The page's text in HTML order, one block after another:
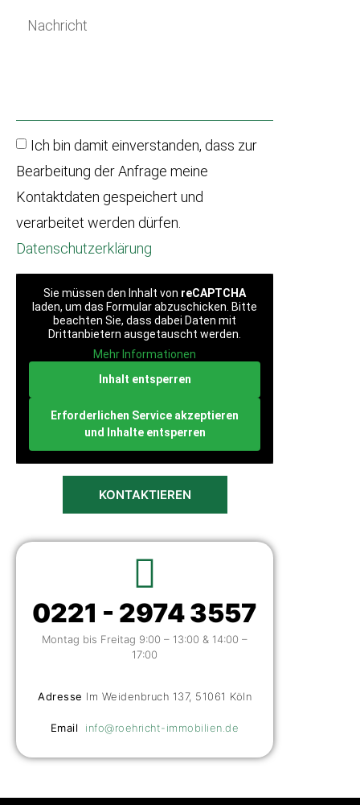
Ich bin damit einverstanden, dass zur
Bearbeitung der Anfrage meine
Kontaktdaten gespeichert und
verarbeitet werden dürfen.
Datenschutzerklärung
Sie müssen den Inhalt von reCAPTCHA
laden, um das Formular abzuschicken. Bitte
beachten Sie, dass dabei Daten mit
Drittanbietern ausgetauscht werden.
Mehr Informationen
Inhalt entsperren
Erforderlichen Service akzeptieren
und Inhalte entsperren
KONTAKTIEREN
0221 - 2974 3557
Montag bis Freitag 9:00 – 13:00 & 14:00 –
17:00
Adresse Im Weidenbruch 137, 51061 Köln
Email info@roehricht-immobilien.de